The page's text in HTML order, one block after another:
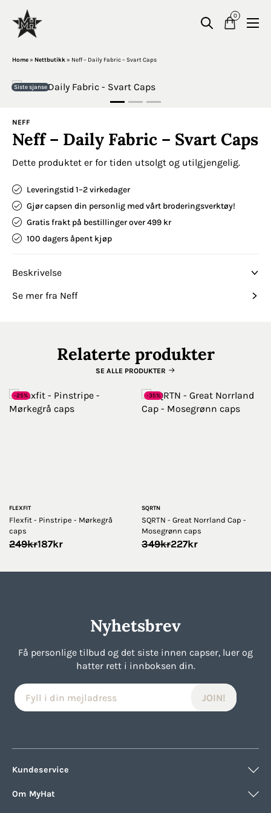
0
Home» Nettbutikk» Neff – Daily Fabric – Svart Caps
Siste sjanse
NEFF
Neff – Daily Fabric – Svart Caps
Dette produktet er for tiden utsolgt og utilgjengelig.
Leveringstid 1–2 virkedager
Gjør capsen din personlig med vårt broderingsverktøy!
Gratis frakt på bestillinger over 499 kr
100 dagers åpent kjøp
Beskrivelse
Se mer fra Neff
Relaterte produkter
SE ALLE PRODUKTER
-25%
FLEXFIT
Flexfit - Pinstripe - Mørkegrå
caps
249kr
Opprinnelig
249kr.
187kr
Nåværende
187kr.
-35%
SQRTN
SQRTN - Great Norrland Cap -
Mosegrønn caps
349kr
Opprinnelig
349kr.
227kr
Nåværende
227kr.
Nyhetsbrev
Få personlige tilbud og det siste innen capser, luer og
hatter rett i innboksen din.
Kundeservice
Om MyHat